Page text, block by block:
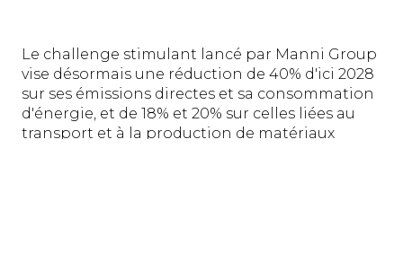
Le challenge stimulant lancé par Manni Group
vise désormais une réduction de 40% d'ici 2028
sur ses émissions directes et sa consommation
d'énergie, et de 18% et 20% sur celles liées au
transport et à la production de matériaux